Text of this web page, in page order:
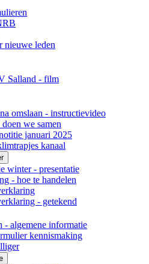
nieuwe leden
Salland - film
omslaan - instructievideo
we samen
januari 2025
kanaal
winter - presentatie
- hoe te handelen
- getekend
- algemene informatie
kennismaking